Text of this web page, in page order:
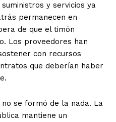
y servicios ya
permanecen en
de que el timón
Los proveedores han
con recursos
que deberían haber
se formó de la nada. La
mantiene un